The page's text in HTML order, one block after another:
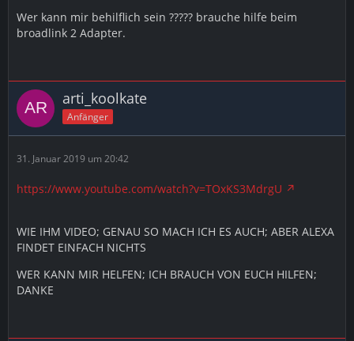
Wer kann mir behilflich sein ????? brauche hilfe beim
broadlink 2 Adapter.
arti_koolkate
Anfänger
31. Januar 2019 um 20:42
https://www.youtube.com/watch?v=TOxKS3MdrgU
WIE IHM VIDEO; GENAU SO MACH ICH ES AUCH; ABER ALEXA
FINDET EINFACH NICHTS
WER KANN MIR HELFEN; ICH BRAUCH VON EUCH HILFEN;
DANKE